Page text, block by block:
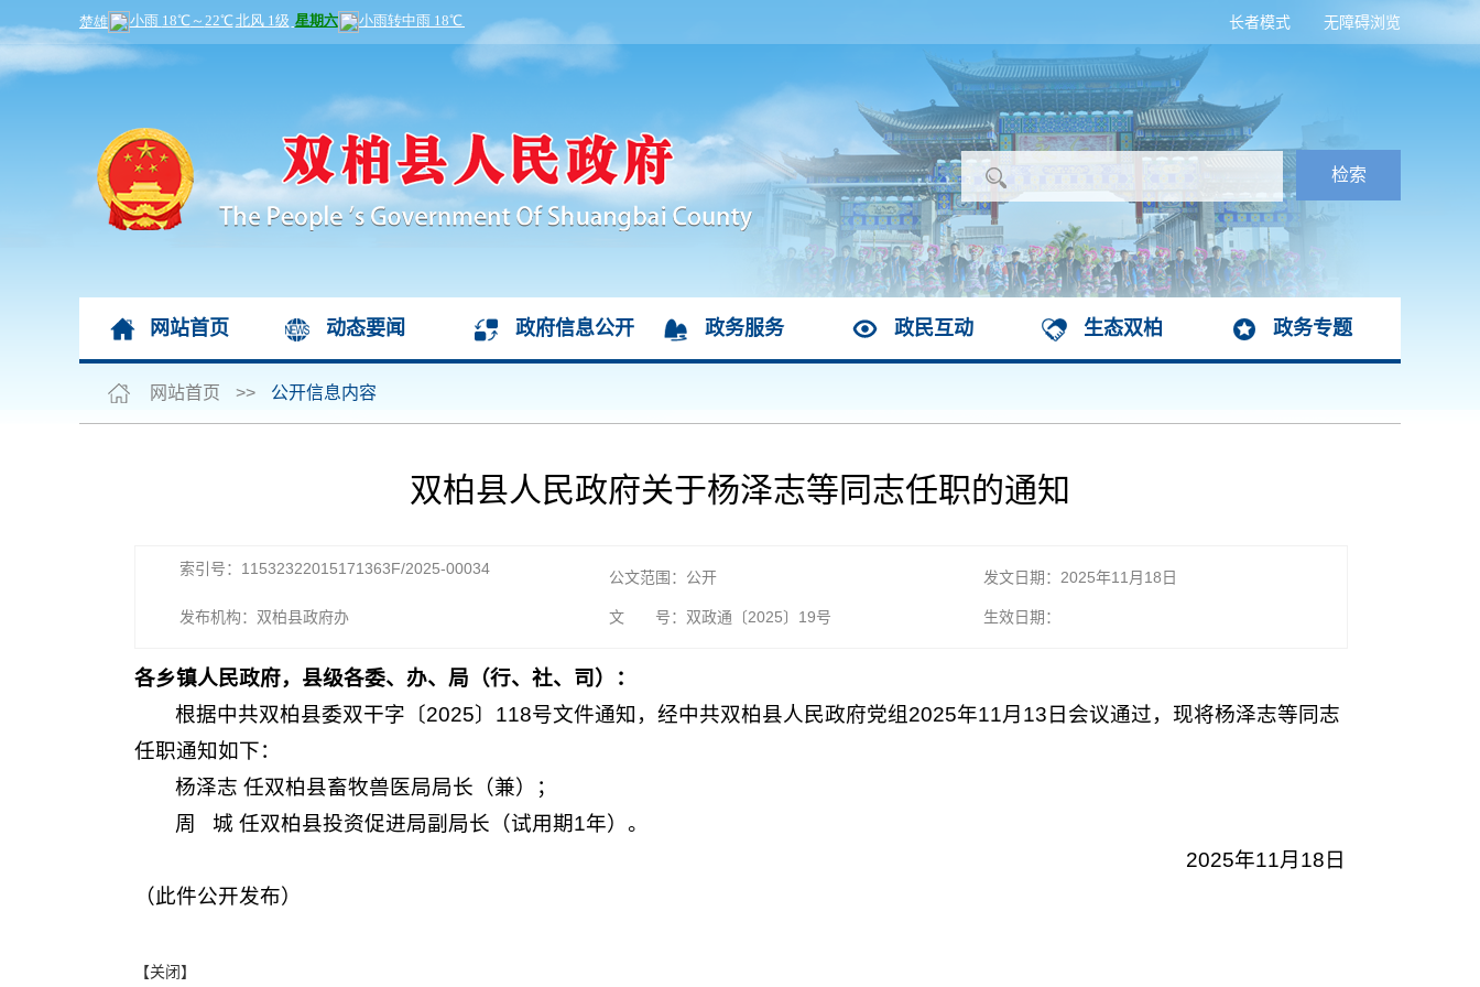
无障碍浏览
长者模式
网站首页 动态要闻 政府信息公开 政务服务 政民互动 生态双柏 政务专题
网站首页 >> 公开信息内容
双柏县人民政府关于杨泽志等同志任职的通知
索引号：11532322015171363F/2025-00034 公文范围：公开 发文日期：2025年11月18日
发布机构：双柏县政府办 文 号：双政通〔2025〕19号 生效日期：
各乡镇人民政府，县级各委、办、局（行、社、司）：
根据中共双柏县委双干字〔2025〕118号文件通知，经中共双柏县人民政府党组2025年11月13日会议通过，现将杨泽志等同志
任职通知如下：
杨泽志 任双柏县畜牧兽医局局长（兼）；
周 城 任双柏县投资促进局副局长（试用期1年）。
2025年11月18日
（此件公开发布）
【关闭】